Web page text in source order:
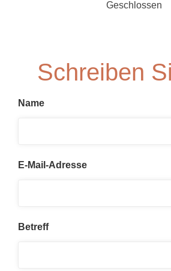
Schreiben
Name
E-Mail-Adresse
Betreff
Geschlossen